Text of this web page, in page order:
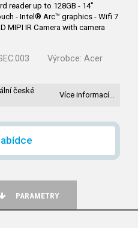
reader up to 128GB - 14"
- Intel® Arc™ graphics - Wifi 7
MIPI IR Camera with camera
Výrobce: Acer
české
Více informací…
PARAMETRY